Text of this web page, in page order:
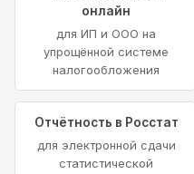
онлайн
для ИП и ООО на
упрощённой системе
налогообложения
Отчётность в Росстат
для электронной сдачи
статистической